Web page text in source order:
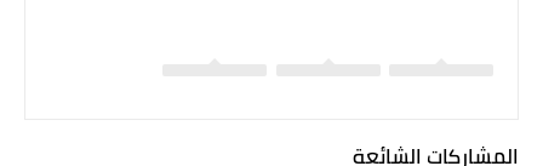
المشاركات الشائعة